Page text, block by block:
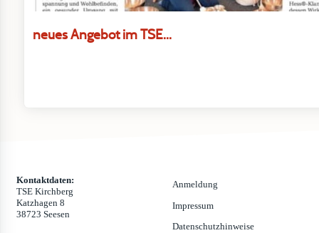
neues Angebot im TSE...
Kontaktdaten:
TSE Kirchberg
Katzhagen 8
38723 Seesen
Anmeldung
Impressum
Datenschutzhinweise